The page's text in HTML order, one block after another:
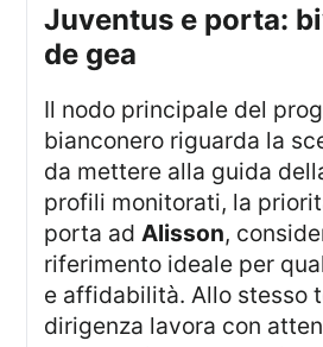
juventus e porta: bivio alisson-
de gea
Il nodo principale del progetto
bianconero riguarda la
da mettere alla guida
profili monitorati, la
porta adAlisson,
riferimento ideale per
e affidabilità. Allo stesso
dirigenza lavora con